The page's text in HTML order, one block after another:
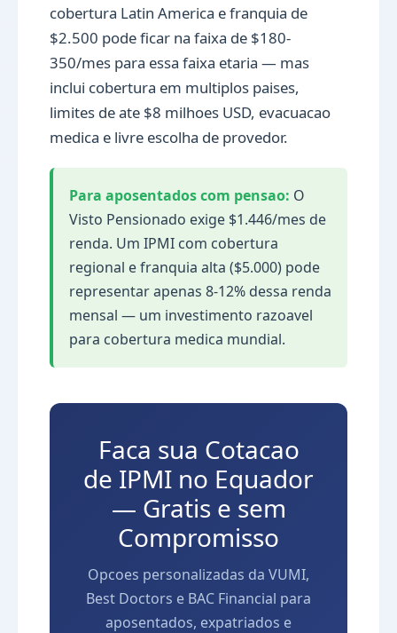
cobertura Latin America e franquia de
$2.500 pode ficar na faixa de $180-
350/mes para essa faixa etaria — mas
inclui cobertura em multiplos paises,
limites de ate $8 milhoes USD, evacuacao
medica e livre escolha de provedor.
Para aposentados com pensao: O
Visto Pensionado exige $1.446/mes de
renda. Um IPMI com cobertura
regional e franquia alta ($5.000) pode
representar apenas 8-12% dessa renda
mensal — um investimento razoavel
para cobertura medica mundial.
Faca sua Cotacao
de IPMI no Equador
— Gratis e sem
Compromisso
Opcoes personalizadas da VUMI,
Best Doctors e BAC Financial para
aposentados, expatriados e